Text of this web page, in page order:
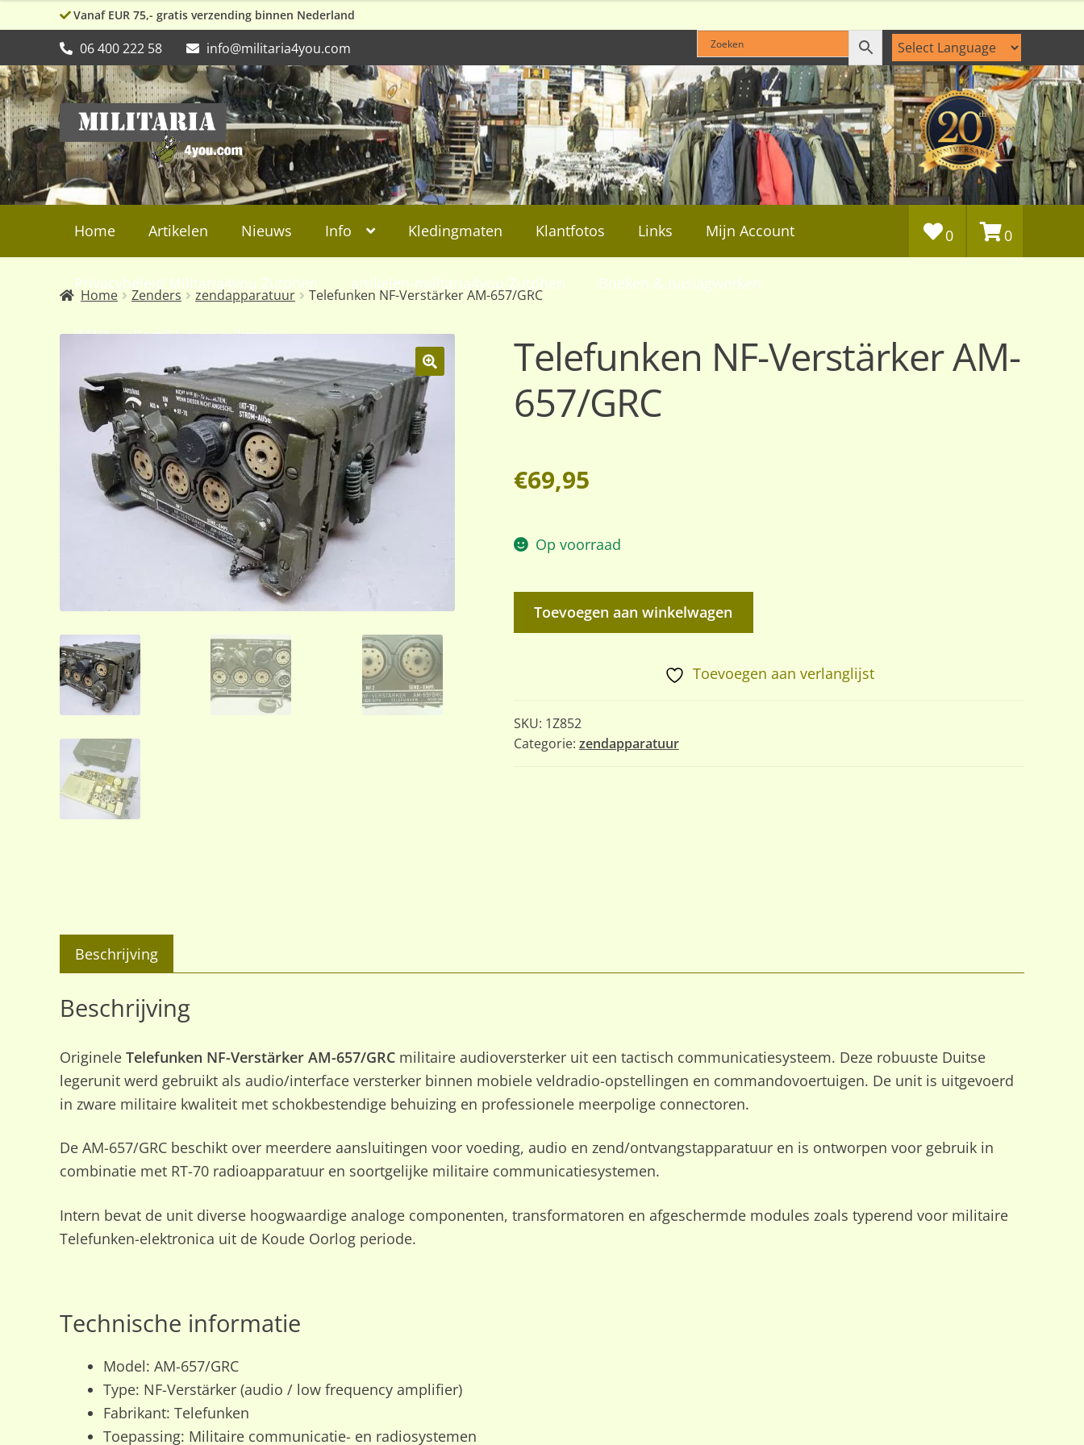
Vanaf EUR 75,- gratis verzending binnen Nederland
06 400 222 58 info@militaria4you.com
Ga
door
naar
navigatie
Ga
naar
de
inhoud
Home Artikelen Nieuws Info Kledingmaten Klantfotos Links Mijn Account
Privacybeleid Militaria4you Zutphen artikelen-militaria4you-Zutphen Boeken & naslagwerken
WW2, collectibles en militaria
0 0
Home Zenders zendapparatuur Telefunken NF-Verstärker AM-657/GRC
🔍
Telefunken NF-Verstärker AM-
657/GRC
€69,95
Op voorraad
aantal
Toevoegen aan winkelwagen
Toevoegen aan verlanglijst
SKU: 1Z852
Categorie: zendapparatuur
Beschrijving
Beschrijving
Originele Telefunken NF-Verstärker AM-657/GRCmilitaire audioversterker uit een tactisch communicatiesysteem. Deze robuuste Duitse
legerunit werd gebruikt als audio/interface versterker binnen mobiele veldradio-opstellingen en commandovoertuigen. De unit is uitgevoerd
in zware militaire kwaliteit met schokbestendige behuizing en professionele meerpolige connectoren.
De AM-657/GRC beschikt over meerdere aansluitingen voor voeding, audio en zend/ontvangstapparatuur en is ontworpen voor gebruik in
combinatie met RT-70 radioapparatuur en soortgelijke militaire communicatiesystemen.
Intern bevat de unit diverse hoogwaardige analoge componenten, transformatoren en afgeschermde modules zoals typerend voor militaire
Telefunken-elektronica uit de Koude Oorlog periode.
Technische informatie
Model: AM-657/GRC
Type: NF-Verstärker (audio / low frequency amplifier)
Fabrikant: Telefunken
Toepassing: Militaire communicatie- en radiosystemen